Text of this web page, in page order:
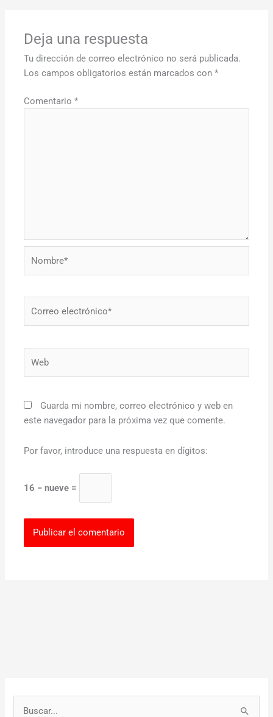
Deja una respuesta
Tu dirección de correo electrónico no será publicada.
Los campos obligatorios están marcados con*
Comentario*
Guarda mi nombre, correo electrónico y web en
este navegador para la próxima vez que comente.
Por favor, introduce una respuesta en dígitos:
16 − nueve =